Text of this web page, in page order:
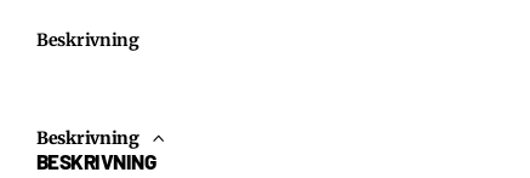
Beskrivning
Beskrivning
BESKRIVNING